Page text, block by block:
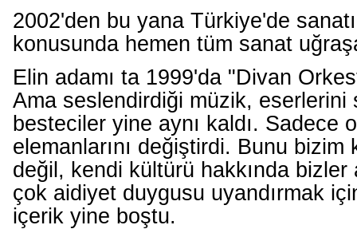
2002'den bu yana Türkiye'de
konusunda hemen tüm sanat
Elin adamı ta 1999'da "Divan
Ama seslendirdiği müzik, eserlerini
besteciler yine aynı kaldı. Sadece
elemanlarını değiştirdi. Bunu bizim
değil, kendi kültürü hakkında bizler
çok aidiyet duygusu uyandırmak
içerik yine boştu.